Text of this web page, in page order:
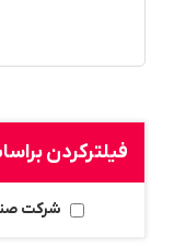
فیلترکردن
شرکت